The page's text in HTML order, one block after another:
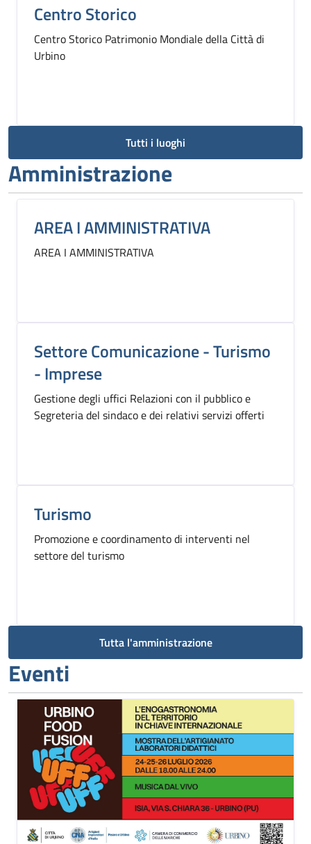
Centro Storico
Centro Storico Patrimonio Mondiale della Città di
Urbino
Tutti i luoghi
Amministrazione
AREA I AMMINISTRATIVA
AREA I AMMINISTRATIVA
Settore Comunicazione - Turismo
- Imprese
Gestione degli uffici Relazioni con il pubblico e
Segreteria del sindaco e dei relativi servizi offerti
Turismo
Promozione e coordinamento di interventi nel
settore del turismo
Tutta l'amministrazione
Eventi